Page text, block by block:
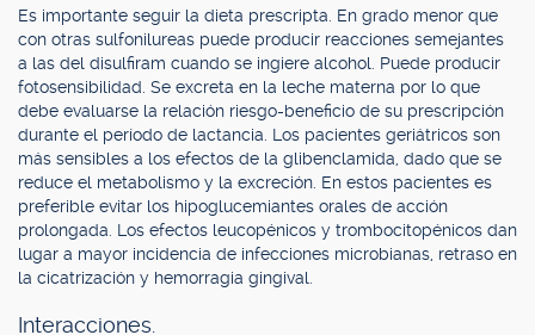
Es importante seguir la dieta prescripta. En grado menor que
con otras sulfonilureas puede producir reacciones semejantes
a las del disulfiram cuando se ingiere alcohol. Puede producir
fotosensibilidad. Se excreta en la leche materna por lo que
debe evaluarse la relación riesgo-beneficio de su prescripción
durante el período de lactancia. Los pacientes geriátricos son
más sensibles a los efectos de la glibenclamida, dado que se
reduce el metabolismo y la excreción. En estos pacientes es
preferible evitar los hipoglucemiantes orales de acción
prolongada. Los efectos leucopénicos y trombocitopénicos dan
lugar a mayor incidencia de infecciones microbianas, retraso en
la cicatrización y hemorragia gingival.
Interacciones.